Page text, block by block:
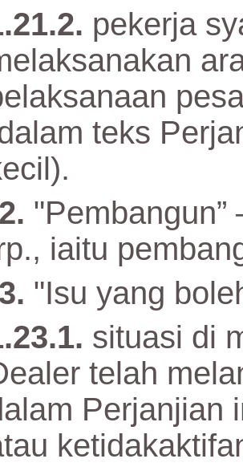
pekerja
teks
iaitu
"Isu yang
situasi di
telah
Perjanjian